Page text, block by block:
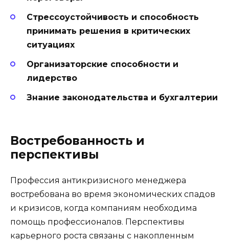
Стрессоустойчивость и способность
принимать решения в критических
ситуациях
Организаторские способности и
лидерство
Знание законодательства и бухгалтерии
Востребованность и
перспективы
Профессия антикризисного менеджера
востребована во время экономических спадов
и кризисов, когда компаниям необходима
помощь профессионалов. Перспективы
карьерного роста связаны с накопленным